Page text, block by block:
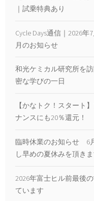
｜試乗特典あり
Cycle Days通信｜2026
月のお知らせ
和光ケミカル研究所を
密な学びの一日
【かなトク！スタート
ナンスにも20％還元！
臨時休業のお知らせ 6
し早めの夏休みを頂き
2026年富士ヒル前最後
ています